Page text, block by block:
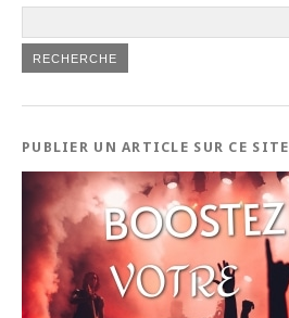
PUBLIER UN ARTICLE SUR CE